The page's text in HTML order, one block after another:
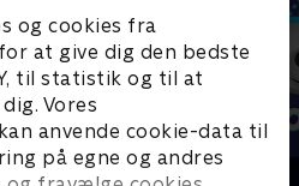
og cookies fra
at give dig den bedste
til statistik og til at
Vores
anvende cookie-data til
på egne og andres
Olly & Lea